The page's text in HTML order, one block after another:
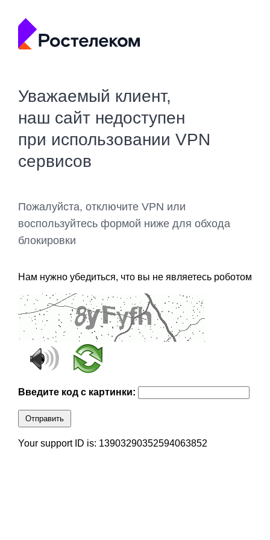
Уважаемый клиент,
наш сайт недоступен
при использовании VPN
сервисов
Пожалуйста, отключите VPN или
воспользуйтесь формой ниже для обхода
блокировки
Нам нужно убедиться, что вы не являетесь роботом
Введите код с картинки:
Отправить
Your support ID is: 13903290352594063852